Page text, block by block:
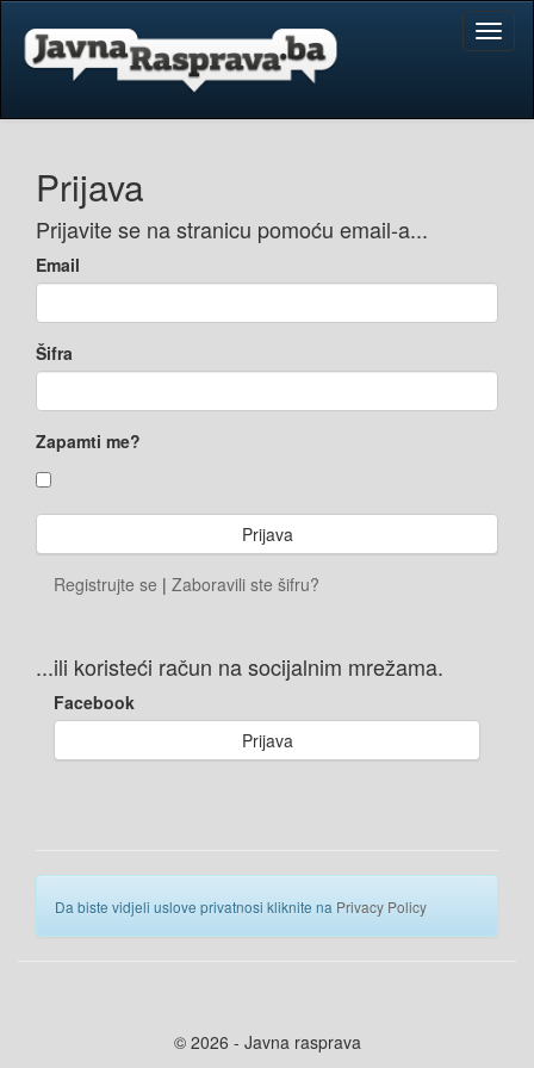
Prijava
Prijavite se na stranicu pomoću email-a...
Email
Šifra
Zapamti me?
Registrujte se | Zaboravili ste šifru?
...ili koristeći račun na socijalnim mrežama.
Facebook
Prijava
Da biste vidjeli uslove privatnosi kliknite na Privacy Policy
© 2026 - Javna rasprava